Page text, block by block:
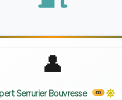
Serrurier Bouvresse 60